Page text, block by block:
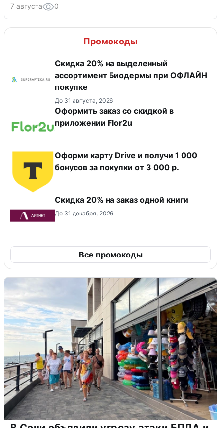
7 августа 0
Промокоды
Скидка 20% на выделенный
ассортимент Биодермы при ОФЛАЙН
покупке
До 31 августа, 2026
Оформить заказ со скидкой в
приложении Flor2u
Оформи карту Drive и получи 1 000
бонусов за покупки от 3 000 р.
Скидка 20% на заказ одной книги
До 31 декабря, 2026
Все промокоды